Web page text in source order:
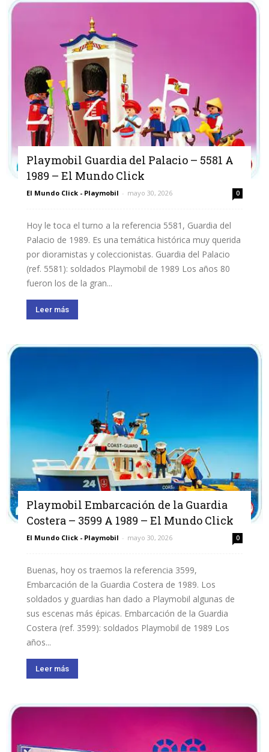
Playmobil Guardia del Palacio – 5581 A
1989 – El Mundo Click
El Mundo Click - Playmobil - mayo 30, 2026 0
Hoy le toca el turno a la referencia 5581, Guardia del
Palacio de 1989. Es una temática histórica muy querida
por dioramistas y coleccionistas. Guardia del Palacio
(ref. 5581): soldados Playmobil de 1989 Los años 80
fueron los de la gran...
Leer más
Playmobil Embarcación de la Guardia
Costera – 3599 A 1989 – El Mundo Click
El Mundo Click - Playmobil - mayo 30, 2026 0
Buenas, hoy os traemos la referencia 3599,
Embarcación de la Guardia Costera de 1989. Los
soldados y guardias han dado a Playmobil algunas de
sus escenas más épicas. Embarcación de la Guardia
Costera (ref. 3599): soldados Playmobil de 1989 Los
años...
Leer más